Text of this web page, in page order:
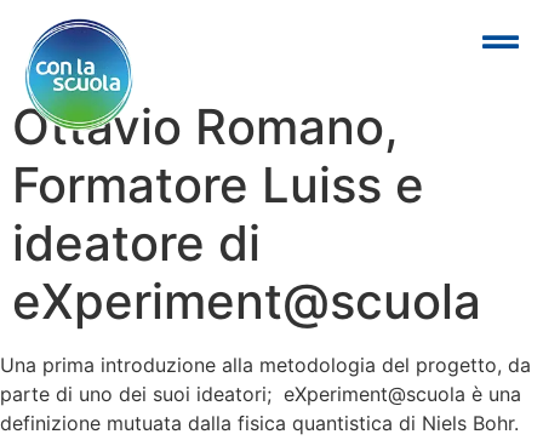
Ottavio Romano,
Formatore Luiss e
ideatore di
eXperiment@scuola
Una prima introduzione alla metodologia del progetto, da
parte di uno dei suoi ideatori; eXperiment@scuola è una
definizione mutuata dalla fisica quantistica di Niels Bohr.